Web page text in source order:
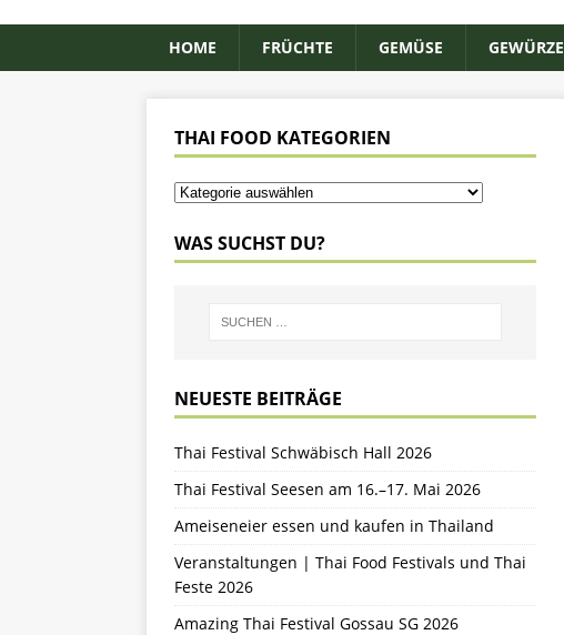
HOME FRÜCHTE GEMÜSE GEWÜRZE
THAI FOOD KATEGORIEN
WAS SUCHST DU?
NEUESTE BEITRÄGE
Thai Festival Schwäbisch Hall 2026
Thai Festival Seesen am 16.–17. Mai 2026
Ameiseneier essen und kaufen in Thailand
Veranstaltungen | Thai Food Festivals und Thai
Feste 2026
Amazing Thai Festival Gossau SG 2026